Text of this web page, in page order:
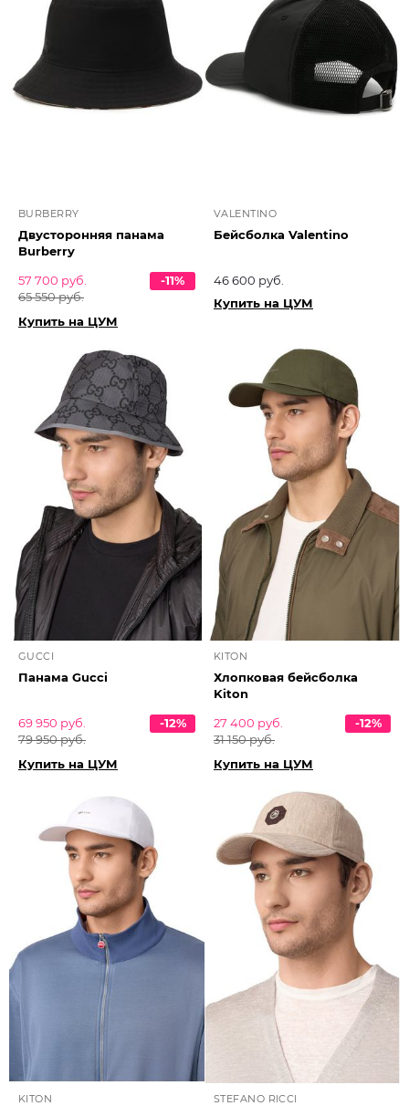
BURBERRY
Двусторонняя панама
Burberry
57 700 руб.
65 550 руб.
-11%
Купить на ЦУМ
VALENTINO
Бейсболка Valentino
46 600 руб.
Купить на ЦУМ
GUCCI
Панама Gucci
69 950 руб.
79 950 руб.
-12%
Купить на ЦУМ
KITON
Хлопковая бейсболка
Kiton
27 400 руб.
31 150 руб.
-12%
Купить на ЦУМ
KITON STEFANO RICCI